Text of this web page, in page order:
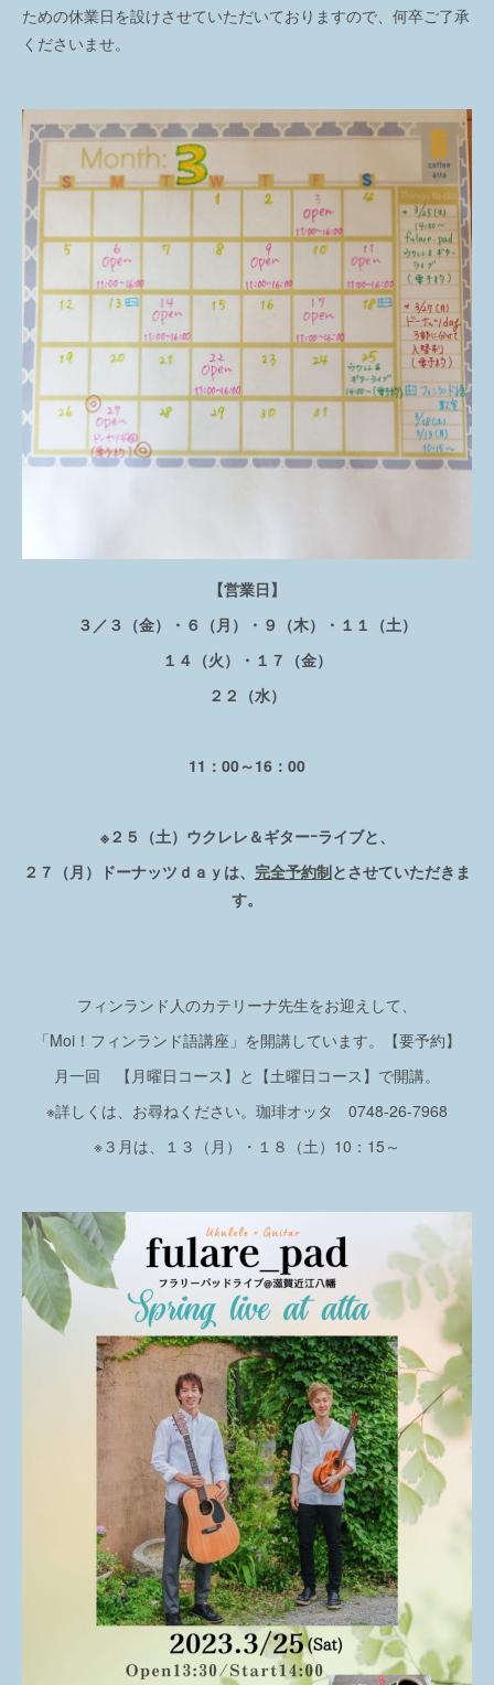
ための休業日を設けさせていただいておりますので、何卒ご了承
くださいませ。
【営業日】
３／３（金）・６（月）・９（木）・１１（土）
１４（火）・１７（金）
２２（水）
11：00～16：00
※２５（土）ウクレレ＆ギターｰライブと、
２７（月）ドーナッツｄａｙは、 完全予約制とさせていただきま
す。
フィンランド人のカテリーナ先生をお迎えして、
「Moi！フィンランド語講座」を開講しています。【要予約】
月一回 【月曜日コース】と【土曜日コース】で開講。
※詳しくは、お尋ねください。珈琲オッタ 0748-26-7968
※３月は、１３（月）・１８（土）10：15～